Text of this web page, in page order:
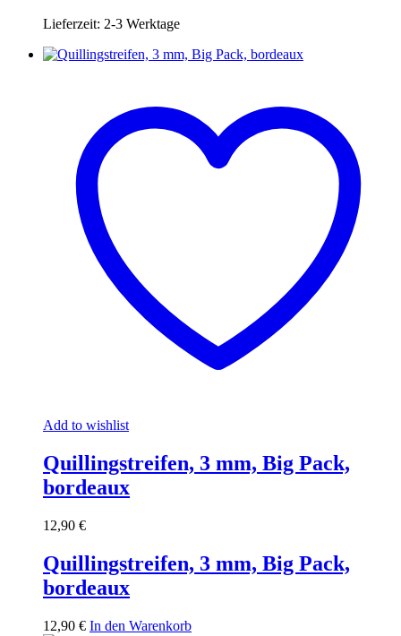
Lieferzeit: 2-3 Werktage
Add to wishlist
Quillingstreifen, 3 mm, Big Pack,
bordeaux
12,90 €
Quillingstreifen, 3 mm, Big Pack,
bordeaux
12,90 € In den Warenkorb